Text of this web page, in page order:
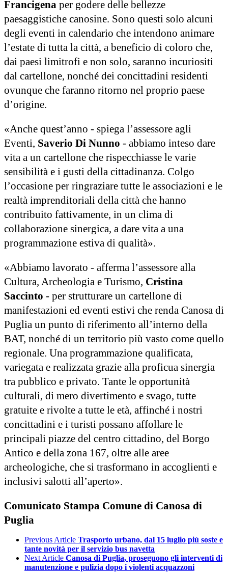
Francigena per godere delle bellezze
paesaggistiche canosine. Sono questi solo alcuni
degli eventi in calendario che intendono animare
l’estate di tutta la città, a beneficio di coloro che,
dai paesi limitrofi e non solo, saranno incuriositi
dal cartellone, nonché dei concittadini residenti
ovunque che faranno ritorno nel proprio paese
d’origine.
«Anche quest’anno - spiega l’assessore agli
Eventi, Saverio Di Nunno - abbiamo inteso dare
vita a un cartellone che rispecchiasse le varie
sensibilità e i gusti della cittadinanza. Colgo
l’occasione per ringraziare tutte le associazioni e le
realtà imprenditoriali della città che hanno
contribuito fattivamente, in un clima di
collaborazione sinergica, a dare vita a una
programmazione estiva di qualità».
«Abbiamo lavorato - afferma l’assessore alla
Cultura, Archeologia e Turismo, Cristina
Saccinto - per strutturare un cartellone di
manifestazioni ed eventi estivi che renda Canosa di
Puglia un punto di riferimento all’interno della
BAT, nonché di un territorio più vasto come quello
regionale. Una programmazione qualificata,
variegata e realizzata grazie alla proficua sinergia
tra pubblico e privato. Tante le opportunità
culturali, di mero divertimento e svago, tutte
gratuite e rivolte a tutte le età, affinché i nostri
concittadini e i turisti possano affollare le
principali piazze del centro cittadino, del Borgo
Antico e della zona 167, oltre alle aree
archeologiche, che si trasformano in accoglienti e
inclusivi salotti all’aperto».
Comunicato Stampa Comune di Canosa di
Puglia
Previous Article Trasporto urbano, dal 15 luglio più soste e
tante novità per il servizio bus navetta
Next Article Canosa di Puglia, proseguono gli interventi di
manutenzione e pulizia dopo i violenti acquazzoni